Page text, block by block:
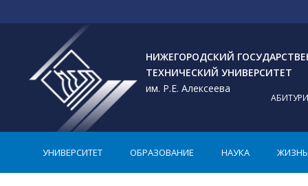
НИЖЕГОРОДСКИЙ
ТЕХНИЧЕСКИЙ УНИВЕРСИТЕТ
им. Р.Е. Алексеева
УНИВЕРСИТЕТ ОБРАЗОВАНИЕ НАУКА ЖИЗНЬ